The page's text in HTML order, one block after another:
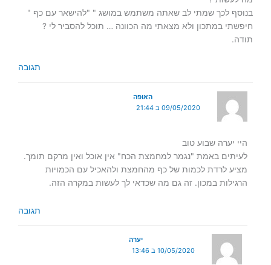
בנוסף לכך שמתי לב שאתה משתמש במושג " "להישאר עם כף "
חיפשתי במתכון ולא מצאתי מה הכוונה … תוכל להסביר לי ?
תודה.
תגובה
האופה
09/05/2020 ב 21:44
היי יערה שבוע טוב
לעיתים באמת "נגמר למחמצת הכח" אין אוכל ואין מרקם תומך.
מציע לרדת לכמות של כף מהחמצת ולהאכיל עם הכמויות
הרגילות במכון. זה גם מה שכדאי לך לעשות במקרה הזה.
תגובה
יערה
10/05/2020 ב 13:46